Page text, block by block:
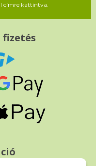
címre kattintva.
fizetés